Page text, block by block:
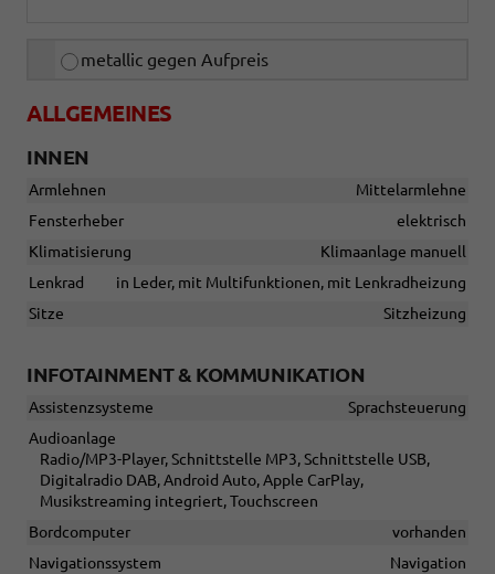
metallic gegen Aufpreis
ALLGEMEINES
INNEN
Armlehnen
Mittelarmlehne
Fensterheber
elektrisch
Klimatisierung
Klimaanlage manuell
Lenkrad
in Leder, mit Multifunktionen, mit Lenkradheizung
Sitze
Sitzheizung
INFOTAINMENT & KOMMUNIKATION
Assistenzsysteme
Sprachsteuerung
Audioanlage
Radio/MP3-Player, Schnittstelle MP3, Schnittstelle USB,
Digitalradio DAB, Android Auto, Apple CarPlay,
Musikstreaming integriert, Touchscreen
Bordcomputer
vorhanden
Navigationssystem
Navigation